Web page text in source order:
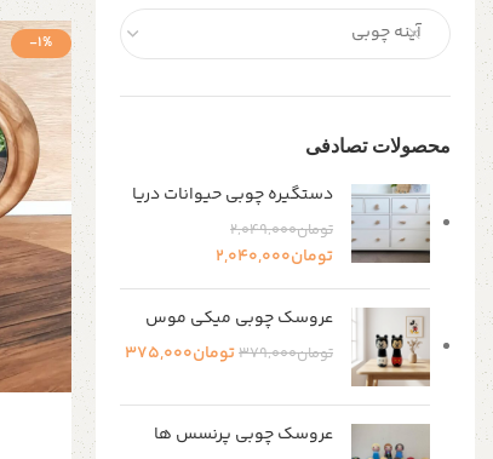
آینه چوبی
محصولات تصادفی
دستگیره چوبی حیوانات دریا
تومان2,049,000
تومان2,040,000
عروسک چوبی میکی موس
تومان379,000تومان375,000
عروسک چوبی پرنسس ها
-1%